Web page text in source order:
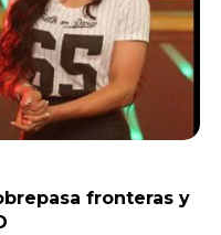
fronteras y